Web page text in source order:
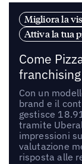
Migliora la
Attiva la tua
Come
Con un
brand e il
gestisce
tramite
impressioni
valutazione
risposta alle